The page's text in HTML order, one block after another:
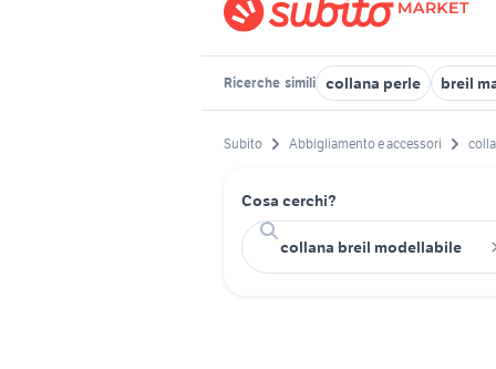
Ricerche simili collana perle breil
Subito Abbigliamento e accessori
Cosa cerchi?